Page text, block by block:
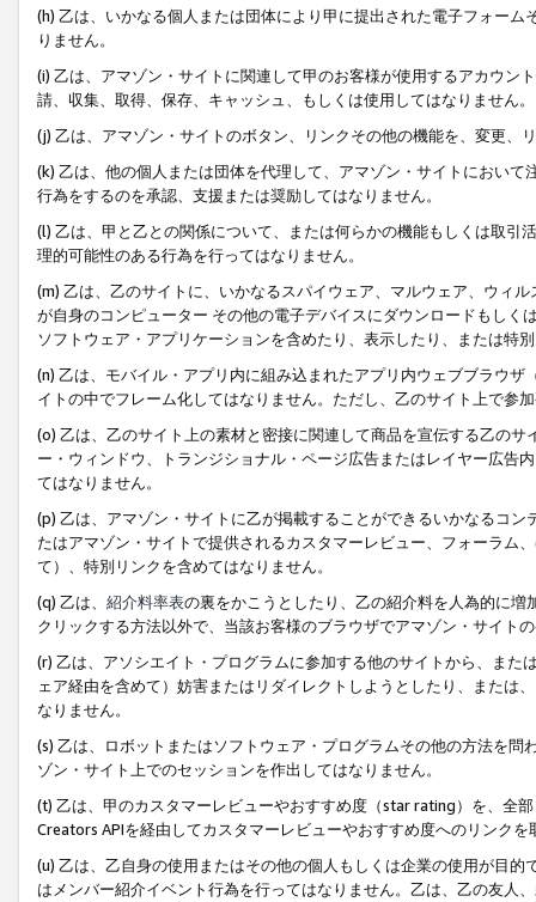
(h) 乙は、いかなる個人または団体により甲に提出された電子フォー
りません。
(i) 乙は、アマゾン・サイトに関連して甲のお客様が使用するアカウン
請、収集、取得、保存、キャッシュ、もしくは使用してはなりません。
(j) 乙は、アマゾン・サイトのボタン、リンクその他の機能を、変更、
(k) 乙は、他の個人または団体を代理して、アマゾン・サイトにおい
行為をするのを承認、支援または奨励してはなりません。
(l) 乙は、甲と乙との関係について、または何らかの機能もしくは取
理的可能性のある行為を行ってはなりません。
(m) 乙は、乙のサイトに、いかなるスパイウェア、マルウェア、ウィ
が自身のコンピューター その他の電子デバイスにダウンロードもし
ソフトウェア・アプリケーションを含めたり、表示したり、または特
(n) 乙は、モバイル・アプリ内に組み込まれたアプリ内ウェブブラウ
イトの中でフレーム化してはなりません。ただし、乙のサイト上で参
(o) 乙は、乙のサイト上の素材と密接に関連して商品を宣伝する乙の
ー・ウィンドウ、トランジショナル・ページ広告またはレイヤー広告
てはなりません。
(p) 乙は、アマゾン・サイトに乙が掲載することができるいかなるコ
たはアマゾン・サイトで提供されるカスタマーレビュー、フォーラム
て）、特別リンクを含めてはなりません。
(q) 乙は、 紹介料率表の裏をかこうとしたり、乙の紹介料を人為的に
クリックする方法以外で、当該お客様のブラウザでアマゾン・サイト
(r) 乙は、アソシエイト・プログラムに参加する他のサイトから、ま
ェア経由を含めて）妨害またはリダイレクトしようとしたり、または
なりません。
(s) 乙は、ロボットまたはソフトウェア・プログラムその他の方法を
ゾン・サイト上でのセッションを作出してはなりません。
(t) 乙は、甲のカスタマーレビューやおすすめ度（star rating）を、全
Creators APIを経由してカスタマーレビューやおすすめ度へのリンクを
(u) 乙は、乙自身の使用またはその他の個人もしくは企業の使用が目
はメンバー紹介イベント行為を行ってはなりません。乙は、乙の友人